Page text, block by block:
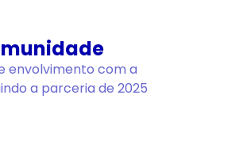
envolvimento com a
a parceria de 2025